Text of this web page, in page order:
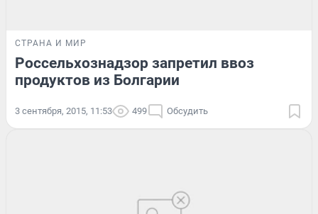
СТРАНА И МИР
Россельхознадзор запретил ввоз
продуктов из Болгарии
3 сентября, 2015, 11:53 499 Обсудить